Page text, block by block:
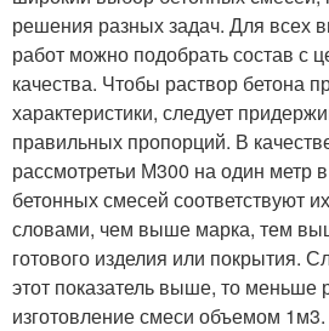
решения разных задач. Для всех
работ можно подобрать состав с
качества. Чтобы раствор бетона
характеристики, следует
правильных пропорций. В
рассмотретьи М300 на один метр
бетонных смесей соответствуют
словами, чем выше марка, тем
готового изделия или покрытия.
этот показатель выше, то меньше
изготовление смеси объемом 1м3.